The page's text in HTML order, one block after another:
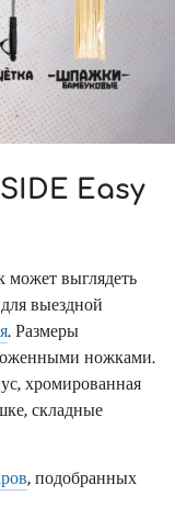
Easy
выглядеть
выездной
. Размеры
ножками.
хромированная
складные
, подобранных